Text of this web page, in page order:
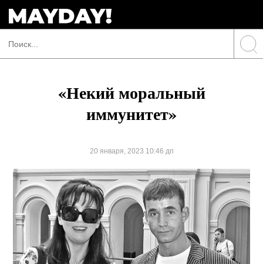
«Некий моральный
иммунитет»
20 января, 2023 10:46 дп